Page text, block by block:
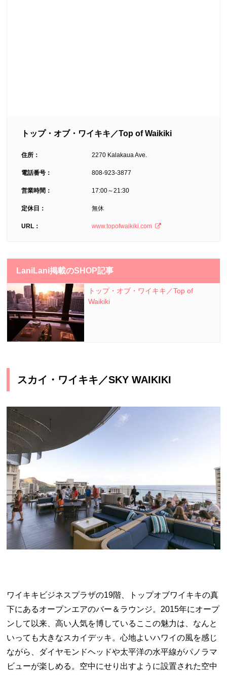
トップ・オブ・ワイキキ／Top of Waikiki
住所： 2270 Kalakaua Ave.
電話番号： 808-923-3877
営業時間： 17:00～21:30
定休日： 無休
URL： www.topofwaikiki.com
LaniLani掲載のSHOP記事
トップ・オブ・ワイキキ／Top of
Waikiki
スカイ・ワイキキ／SKY WAIKIKI
ワイキキビジネスプラザの19階、トップオブワイキキの真
下にあるオープンエアのバー＆ラウンジ。2015年にオープ
ンして以来、高い人気を博しているここの魅力は、なんと
いっても大きなスカイデッキ。心地よいハワイの風を感じ
ながら、ダイヤモンドヘッドや太平洋の水平線がパノラマ
ビューが楽しめる。空中にせり出すように設置された空中